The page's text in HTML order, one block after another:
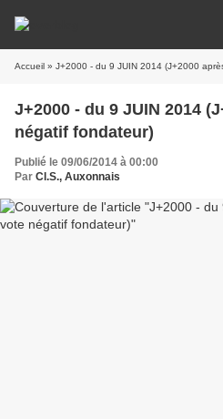
Accueil » J+2000 - du 9 JUIN 2014 (J+2000
J+2000 - du 9 JUIN 2014
négatif fondateur)
Publié le 09/06/2014 à 00:00
Par Cl.S., Auxonnais